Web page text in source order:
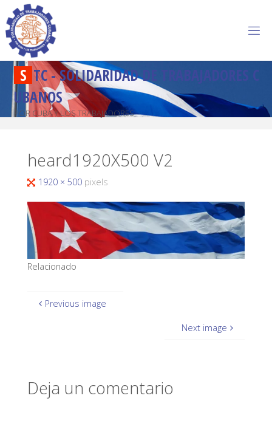
S TC-SOLIDARIDADD R A BAJADORES C
U BANOS
POR CUBA Y LOS TRABAJADORES
heard1920X500 V2
1920 × 500 pixels
Relacionado
Previous image
Next image
Deja un comentario